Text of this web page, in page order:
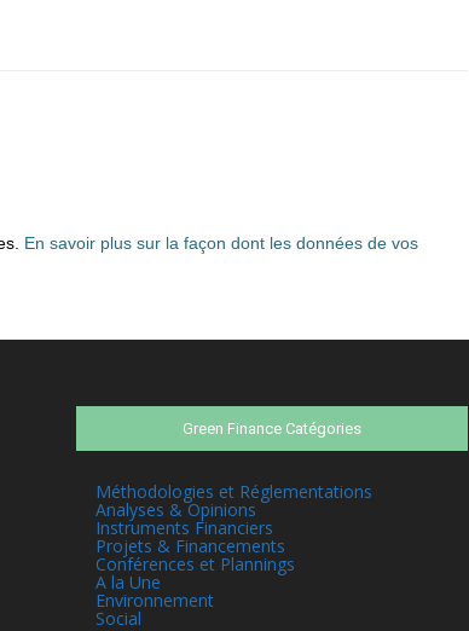
En savoir plus sur la façon dont les données de vos
Green Finance Catégories
Méthodologies et Réglementations
Analyses & Opinions
Instruments Financiers
Projets & Financements
Conférences et Plannings
A la Une
Environnement
Social